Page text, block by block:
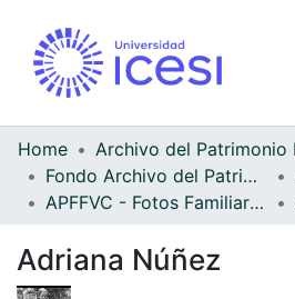
Home
Fondo Archivo del Patrimonio Fotográfico y Fílmico del Valle del Cauca
APFFVC - Fotos Familiares - Patrimonial
Adriana Núñez